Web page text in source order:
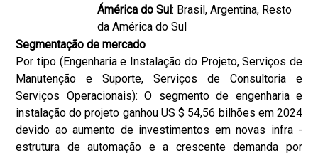
Ámérica do Sul: Brasil, Argentina, Resto
da América do Sul
Segmentação de mercado
Por tipo (Engenharia e Instalação do Projeto, Serviços de
Manutenção e Suporte, Serviços de Consultoria e
Serviços Operacionais): O segmento de engenharia e
instalação do projeto ganhou US $ 54,56 bilhões em 2024
devido ao aumento de investimentos em novas infra -
estrutura de automação e a crescente demanda por